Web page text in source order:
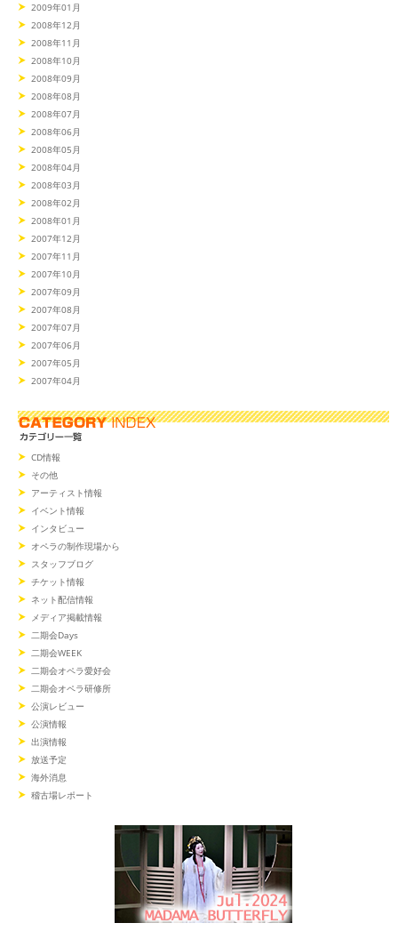
2009年01月
2008年12月
2008年11月
2008年10月
2008年09月
2008年08月
2008年07月
2008年06月
2008年05月
2008年04月
2008年03月
2008年02月
2008年01月
2007年12月
2007年11月
2007年10月
2007年09月
2007年08月
2007年07月
2007年06月
2007年05月
2007年04月
CD情報
その他
アーティスト情報
イベント情報
インタビュー
オペラの制作現場から
スタッフブログ
チケット情報
ネット配信情報
メディア掲載情報
二期会Days
二期会WEEK
二期会オペラ愛好会
二期会オペラ研修所
公演レビュー
公演情報
出演情報
放送予定
海外消息
稽古場レポート